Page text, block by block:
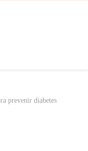
prevenir diabetes